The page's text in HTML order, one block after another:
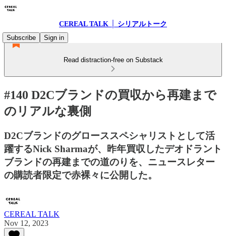
CEREAL TALK │ シリアルトーク
Subscribe
Sign in
Read distraction-free on Substack
#140 D2Cブランドの買収から再建まで
のリアルな裏側
D2Cブランドのグローススペシャリストとして活
躍するNick Sharmaが、昨年買収したデオドラント
ブランドの再建までの道のりを、ニュースレター
の購読者限定で赤裸々に公開した。
CEREAL TALK
Nov 12, 2023